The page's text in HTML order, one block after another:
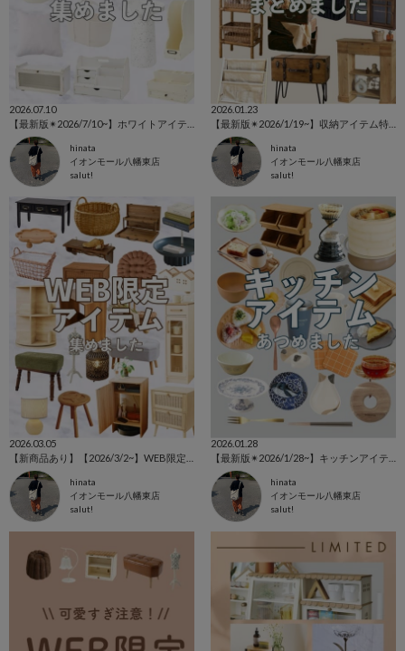
2026.07.10
hinata
イオンモール八幡東店
salut!
2026.01.23
【最新版✴︎2026/1/19~】収納アイテム特集
hinata
イオンモール八幡東店
salut!
2026.03.05
hinata
イオンモール八幡東店
salut!
2026.01.28
hinata
イオンモール八幡東店
salut!